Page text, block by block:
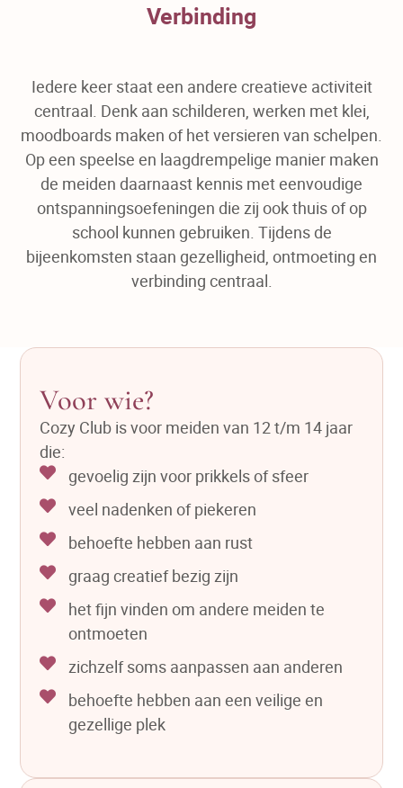
Verbinding
Iedere keer staat een andere creatieve activiteit
centraal. Denk aan schilderen, werken met klei,
moodboards maken of het versieren van schelpen.
Op een speelse en laagdrempelige manier maken
de meiden daarnaast kennis met eenvoudige
ontspanningsoefeningen die zij ook thuis of op
school kunnen gebruiken. Tijdens de
bijeenkomsten staan gezelligheid, ontmoeting en
verbinding centraal.
Voor wie?
Cozy Club is voor meiden van 12 t/m 14 jaar
die:
gevoelig zijn voor prikkels of sfeer
veel nadenken of piekeren
behoefte hebben aan rust
graag creatief bezig zijn
het fijn vinden om andere meiden te
ontmoeten
zichzelf soms aanpassen aan anderen
behoefte hebben aan een veilige en
gezellige plek